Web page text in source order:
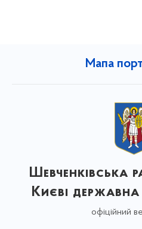
Мапа
Шевченківська
Києві державна
офіційний